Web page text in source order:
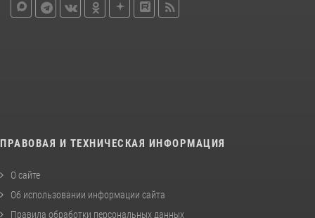
ПРАВОВАЯ И ТЕХНИЧЕСКАЯ ИНФОРМАЦИЯ
О сайте
Об использовании информации сайта
Правила обработки персональных данных